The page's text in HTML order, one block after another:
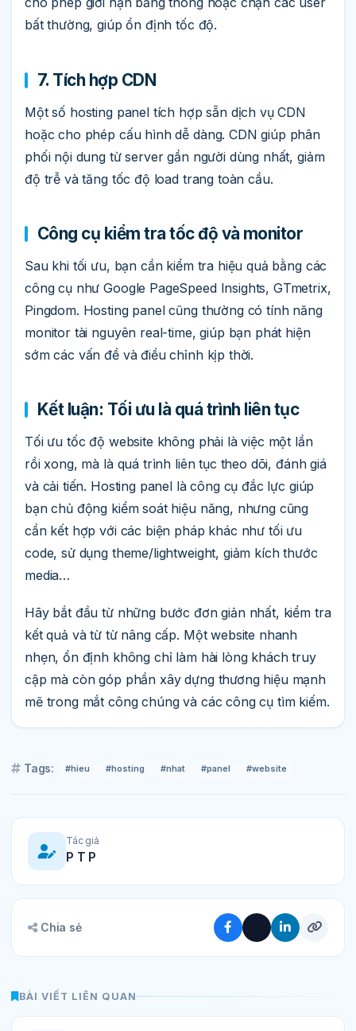
bất thường, giúp ổn định tốc độ.
7. Tích hợp CDN
Một số hosting panel tích hợp sẵn dịch vụ CDN
hoặc cho phép cấu hình dễ dàng. CDN giúp phân
phối nội dung từ server gần người dùng nhất, giảm
độ trễ và tăng tốc độ load trang toàn cầu.
Công cụ kiểm tra tốc độ và monitor
Sau khi tối ưu, bạn cần kiểm tra hiệu quả bằng các
công cụ như Google PageSpeed Insights, GTmetrix,
Pingdom. Hosting panel cũng thường có tính năng
monitor tài nguyên real-time, giúp bạn phát hiện
sớm các vấn đề và điều chỉnh kịp thời.
Kết luận: Tối ưu là quá trình liên tục
Tối ưu tốc độ website không phải là việc một lần
rồi xong, mà là quá trình liên tục theo dõi, đánh giá
và cải tiến. Hosting panel là công cụ đắc lực giúp
bạn chủ động kiểm soát hiệu năng, nhưng cũng
cần kết hợp với các biện pháp khác như tối ưu
code, sử dụng theme/lightweight, giảm kích thước
media…
Hãy bắt đầu từ những bước đơn giản nhất, kiểm tra
kết quả và từ từ nâng cấp. Một website nhanh
nhẹn, ổn định không chỉ làm hài lòng khách truy
cập mà còn góp phần xây dựng thương hiệu mạnh
mẽ trong mắt công chúng và các công cụ tìm kiếm.
Tags: #hieu #hosting #nhat #panel #website
Tác giả
P T P
Chia sẻ
BÀI VIẾT LIÊN QUAN